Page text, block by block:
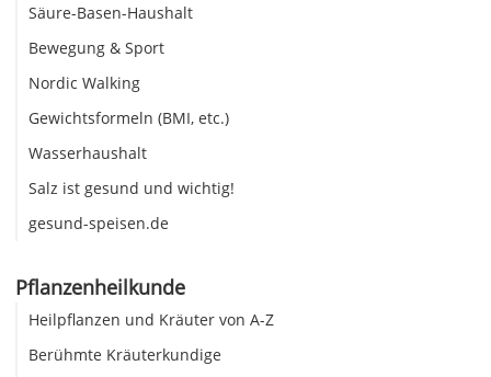
Säure-Basen-Haushalt
Bewegung & Sport
Nordic Walking
Gewichtsformeln (BMI, etc.)
Wasserhaushalt
Salz ist gesund und wichtig!
gesund-speisen.de
Pflanzenheilkunde
Heilpflanzen und Kräuter von A-Z
Berühmte Kräuterkundige